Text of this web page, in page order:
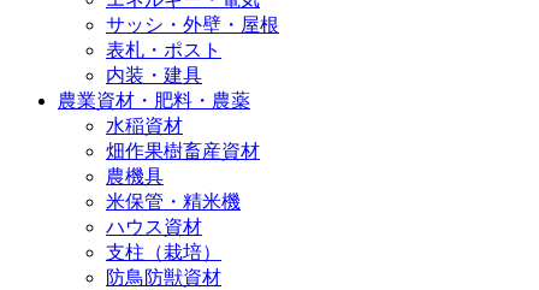
サッシ・外壁・屋根
表札・ポスト
内装・建具
農業資材・肥料・農薬
水稲資材
畑作果樹畜産資材
農機具
米保管・精米機
ハウス資材
支柱（栽培）
防鳥防獣資材